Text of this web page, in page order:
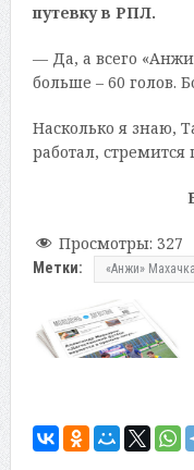
путевку в РПЛ.
— Да, а всего
больше – 60 голов.
Насколько я знаю,
работал, стремится
Просмотры: 327
Метки: «Анжи»